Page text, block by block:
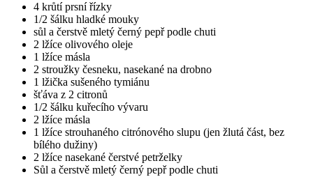
4 krůtí prsní řízky
1/2 šálku hladké mouky
sůl a čerstvě mletý černý pepř podle chuti
2 lžíce olivového oleje
1 lžíce másla
2 stroužky česneku, nasekané na drobno
1 lžička sušeného tymiánu
šťáva z 2 citronů
1/2 šálku kuřecího vývaru
2 lžíce másla
1 lžíce strouhaného citrónového slupu (jen žlutá část, bez
bílého dužiny)
2 lžíce nasekané čerstvé petrželky
Sůl a čerstvě mletý černý pepř podle chuti